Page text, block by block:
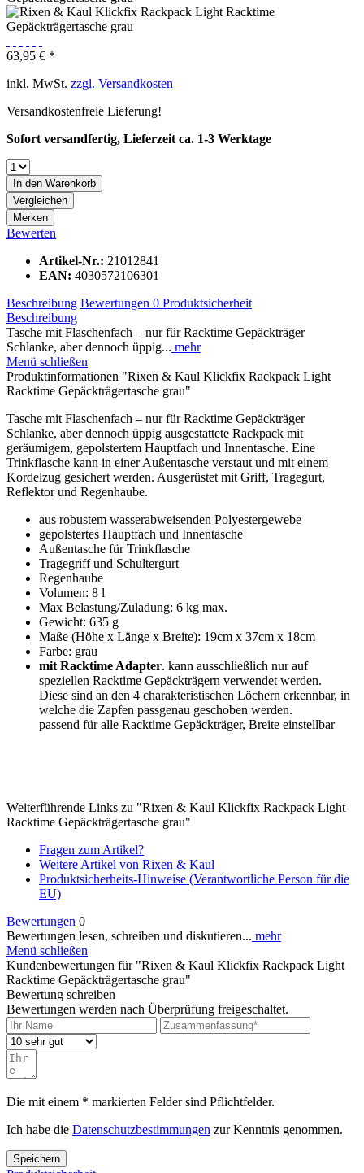
63,95 € *
inkl. MwSt. zzgl. Versandkosten
Versandkostenfreie Lieferung!
Sofort versandfertig, Lieferzeit ca. 1-3 Werktage
In den Warenkorb
Vergleichen
Merken
Bewerten
Artikel-Nr.: 21012841
EAN: 4030572106301
Beschreibung Bewertungen 0 Produktsicherheit
Beschreibung
Tasche mit Flaschenfach – nur für Racktime Gepäckträger
Schlanke, aber dennoch üppig... mehr
Menü schließen
Produktinformationen "Rixen & Kaul Klickfix Rackpack Light
Racktime Gepäckträgertasche grau"
Tasche mit Flaschenfach – nur für Racktime Gepäckträger
Schlanke, aber dennoch üppig ausgestattete Rackpack mit
geräumigem, gepolstertem Hauptfach und Innentasche. Eine
Trinkflasche kann in einer Außentasche verstaut und mit einem
Kordelzug gesichert werden. Ausgerüstet mit Griff, Tragegurt,
Reflektor und Regenhaube.
aus robustem wasserabweisenden Polyestergewebe
gepolstertes Hauptfach und Innentasche
Außentasche für Trinkflasche
Tragegriff und Schultergurt
Regenhaube
Volumen: 8 l
Max Belastung/Zuladung: 6 kg max.
Gewicht: 635 g
Maße (Höhe x Länge x Breite): 19cm x 37cm x 18cm
Farbe: grau
mit Racktime Adapter. kann ausschließlich nur auf
speziellen Racktime Gepäckträgern verwendet werden.
Diese sind an den 4 charakteristischen Löchern erkennbar, in
welche die Zapfen passgenau geschoben werden.
passend für alle Racktime Gepäckträger, Breite einstellbar
Weiterführende Links zu "Rixen & Kaul Klickfix Rackpack Light
Racktime Gepäckträgertasche grau"
Fragen zum Artikel?
Weitere Artikel von Rixen & Kaul
Produktsicherheits-Hinweise (Verantwortliche Person für die
EU)
Bewertungen 0
Bewertungen lesen, schreiben und diskutieren... mehr
Menü schließen
Kundenbewertungen für "Rixen & Kaul Klickfix Rackpack Light
Racktime Gepäckträgertasche grau"
Bewertung schreiben
Bewertungen werden nach Überprüfung freigeschaltet.
Die mit einem * markierten Felder sind Pflichtfelder.
Ich habe die Datenschutzbestimmungen zur Kenntnis genommen.
Speichern